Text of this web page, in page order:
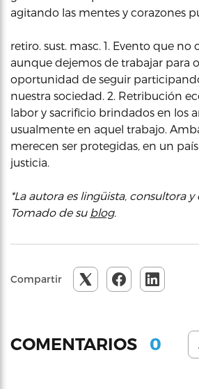
agitando las mentes y corazones
retiro. sust. masc. 1. Evento que
aunque dejemos de trabajar para
oportunidad de seguir
nuestra sociedad. 2. Retribución
labor y sacrificio brindados en los
usualmente en aquel trabajo.
merecen ser protegidas, en un
justicia.
*La autora es lingüista, consultora y
Tomado de su blog.
Compartir
COMENTARIOS 0